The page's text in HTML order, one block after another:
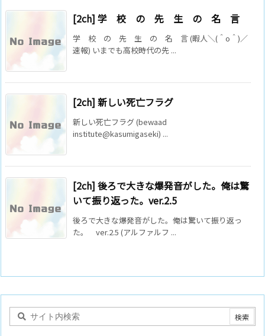
[2ch] 学 校 の 先 生 の 名 言
学 校 の 先 生 の 名 言 (暇人＼(＾o＾)／
速報) いまでも高校時代の先 ...
[2ch] 新しい死亡フラグ
新しい死亡フラグ (bewaad
institute@kasumigaseki) ...
[2ch] 後ろで大きな爆発音がした。俺は驚
いて振り返った。ver.2.5
後ろで大きな爆発音がした。俺は驚いて振り返っ
た。 ver.2.5 (アルファルフ ...